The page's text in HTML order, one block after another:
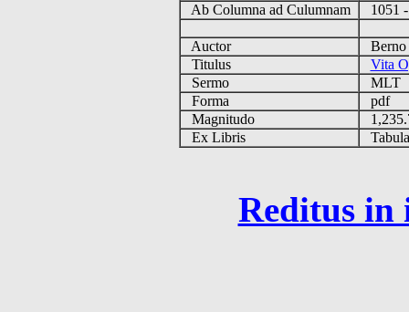
Ab Columna ad Culumnam
1051
Auctor
Berno
Titulus
Vita
Sermo
MLT
Forma
pdf
Magnitudo
Ex Libris
Reditus in